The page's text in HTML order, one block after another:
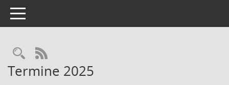
Toggle navigation
RSS-Feed
Termine 2025